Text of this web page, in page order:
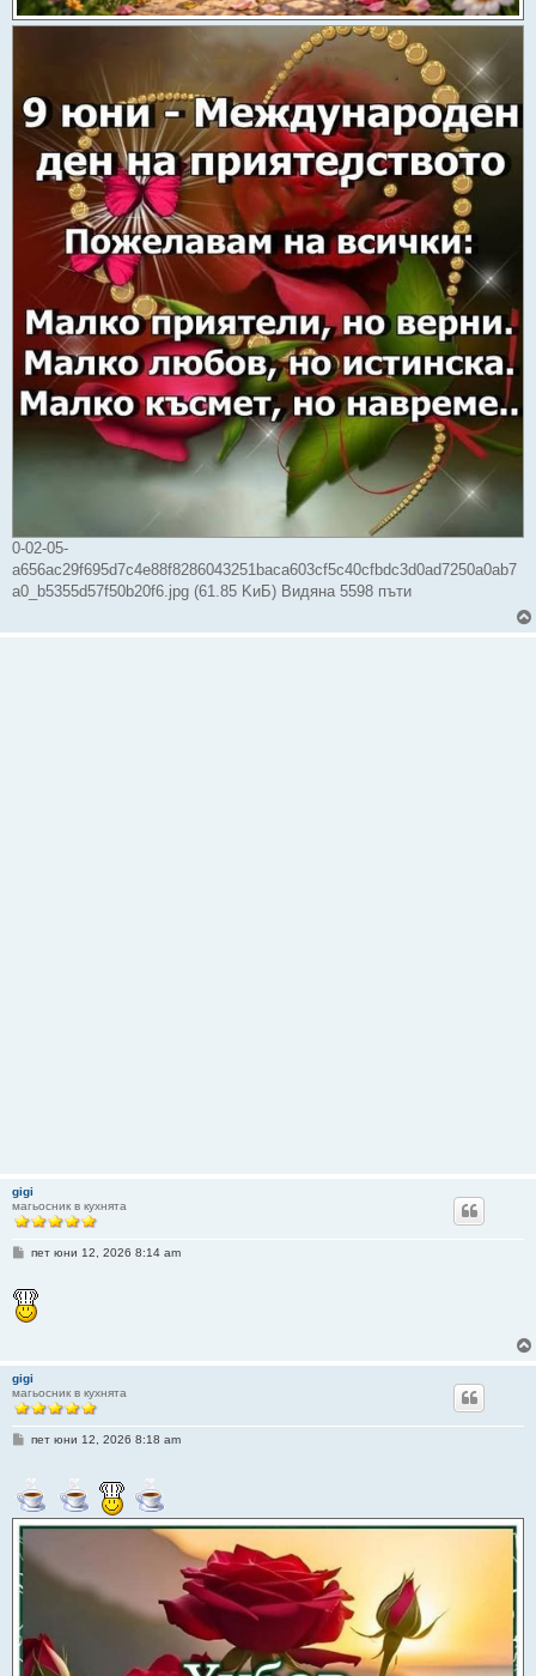
0-02-05-
a656ac29f695d7c4e88f8286043251baca603cf5c40cfbdc3d0ad7250a0ab7
a0_b5355d57f50b20f6.jpg (61.85 KиБ) Видяна 5598 пъти
gigi
магьосник в кухнята
М
н
и
е
пет юни 12, 2026 8:14 am
gigi
магьосник в кухнята
М
н
и
е
пет юни 12, 2026 8:18 am